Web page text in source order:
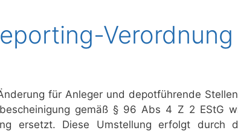
Verordnung
für Anleger und depotführende
gemäß § 96 Abs 4 Z 2 EStG
ersetzt. Diese Umstellung erfolgt durch